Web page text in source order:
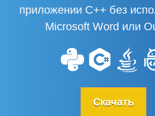
приложении C++ без
Microsoft Word или
Скачать